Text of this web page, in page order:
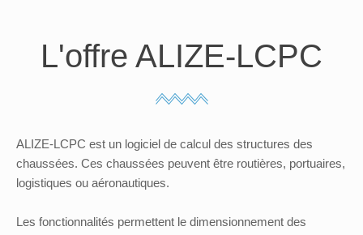
L'offre ALIZE-LCPC
ALIZE-LCPC est un logiciel de calcul des structures des
chaussées. Ces chaussées peuvent être routières, portuaires,
logistiques ou aéronautiques.
Les fonctionnalités permettent le dimensionnement des